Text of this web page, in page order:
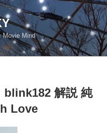
Movie Mind
blink182 解説 純
Love